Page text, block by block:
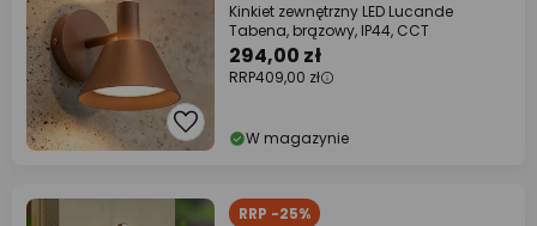
Kinkiet zewnętrzny LED Lucande
Tabena, brązowy, IP44, CCT
294,00 zł
RRP409,00 zł
W magazynie
RRP -25%